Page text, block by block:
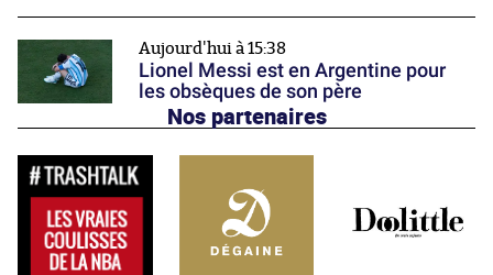
Aujourd'hui à 15:38
Lionel Messi est en Argentine pour
les obsèques de son père
Nos partenaires